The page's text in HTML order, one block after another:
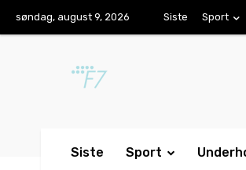
søndag, august 9, 2026 Siste Sport
Siste Sport